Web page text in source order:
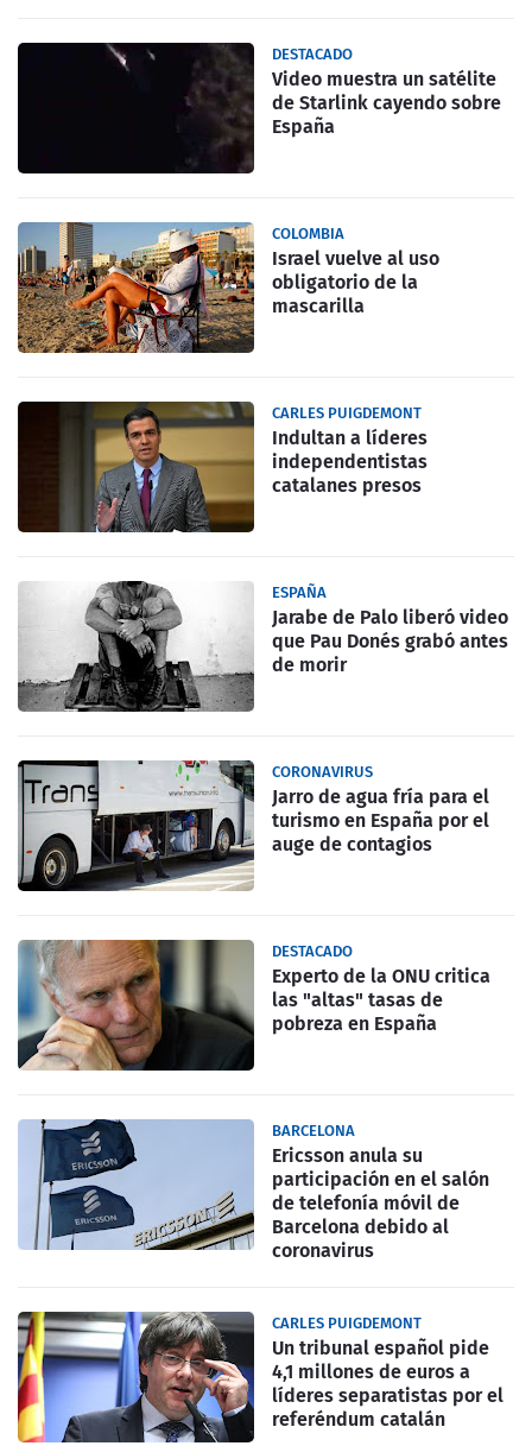
DESTACADO
Video muestra un satélite
de Starlink cayendo sobre
España
COLOMBIA
Israel vuelve al uso
obligatorio de la
mascarilla
CARLES PUIGDEMONT
Indultan a líderes
independentistas
catalanes presos
ESPAÑA
Jarabe de Palo liberó video
que Pau Donés grabó antes
de morir
CORONAVIRUS
Jarro de agua fría para el
turismo en España por el
auge de contagios
DESTACADO
Experto de la ONU critica
las "altas" tasas de
pobreza en España
BARCELONA
Ericsson anula su
participación en el salón
de telefonía móvil de
Barcelona debido al
coronavirus
CARLES PUIGDEMONT
Un tribunal español pide
4,1 millones de euros a
líderes separatistas por el
referéndum catalán